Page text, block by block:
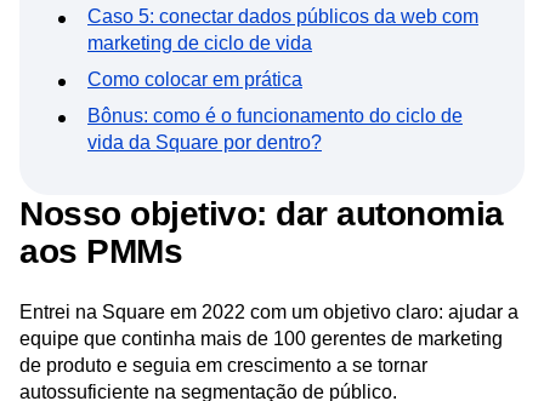
Caso 5: conectar dados públicos da web com
marketing de ciclo de vida
Como colocar em prática
Bônus: como é o funcionamento do ciclo de
vida da Square por dentro?
Nosso objetivo: dar autonomia
aos PMMs
Entrei na Square em 2022 com um objetivo claro: ajudar a
equipe que continha mais de 100 gerentes de marketing
de produto e seguia em crescimento a se tornar
autossuficiente na segmentação de público.